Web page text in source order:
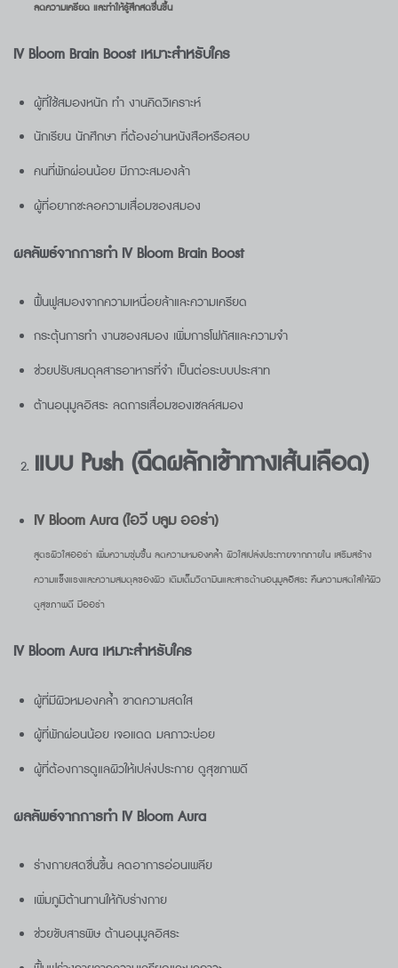
ลดความเครียด และทำให้รู้สึกสดชื่นขึ้น
IV Bloom Brain Boost เหมาะสำหรับใคร
ผู้ที่ใช้สมองหนัก ทำ งานคิดวิเคราะห์
นักเรียน นักศึกษา ที่ต้องอ่านหนังสือหรือสอบ
คนที่พักผ่อนน้อย มีภาวะสมองล้า
ผู้ที่อยากชะลอความเสื่อมของสมอง
ผลลัพธ์จากการทำ IV Bloom Brain Boost
ฟื้นฟูสมองจากความเหนื่อยล้าและความเครียด
กระตุ้นการทำ งานของสมอง เพิ่มการโฟกัสและความจำ
ช่วยปรับสมดุลสารอาหารที่จำ เป็นต่อระบบประสาท
ต้านอนุมูลอิสระ ลดการเสื่อมของเซลล์สมอง
แบบ Push(ฉีดผลักเข้าทางเส้นเลือด)
IV Bloom Aura (ไอวี บลูม ออร่า)
สูตรผิวใสออร่า เพิ่มความชุ่มชื้น ลดความหมองคล้ำ ผิวใสเปล่งประกายจากภายใน เสริมสร้าง
ความแข็งแรงและความสมดุลของผิว เติมเต็มวิตามินและสารต้านอนุมูลอิสระ คืนความสดใสให้ผิว
ดูสุขภาพดี มีออร่า
IV Bloom Aura เหมาะสำหรับใคร
ผู้ที่มีผิวหมองคล้ำ ขาดความสดใส
ผู้ที่พักผ่อนน้อย เจอแดด มลภาวะบ่อย
ผู้ที่ต้องการดูแลผิวให้เปล่งประกาย ดูสุขภาพดี
ผลลัพธ์จากการทำ IV Bloom Aura
ร่างกายสดชื่นขึ้น ลดอาการอ่อนเพลีย
เพิ่มภูมิต้านทานให้กับร่างกาย
ช่วยขับสารพิษ ต้านอนุมูลอิสระ